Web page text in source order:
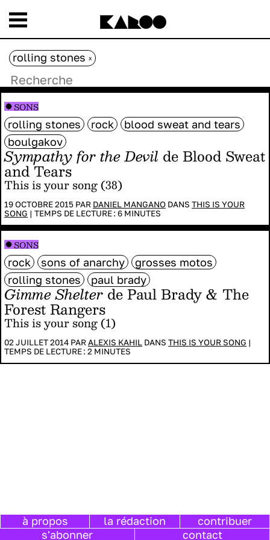
Sympathy for the Devil de Blood Sweat
and Tears
This is your song (38)
19 OCTOBRE 2015 PAR DANIEL MANGANO DANS THIS IS YOUR
SONG | TEMPS DE LECTURE : 6 MINUTES
rolling stones rock
blood sweat and tears
boulgakov
SONS
Gimme Shelterde Paul Brady & The
Forest Rangers
This is your song (1)
02 JUILLET 2014 PARALEXIS KAHIL DANS THIS IS YOUR SONG |
TEMPS DE LECTURE : 2 MINUTES
rock sons of anarchy
grosses motos
rolling stones
paul brady
SONS
rolling stones x
à propos la rédaction
contribuer
s'abonner
contact